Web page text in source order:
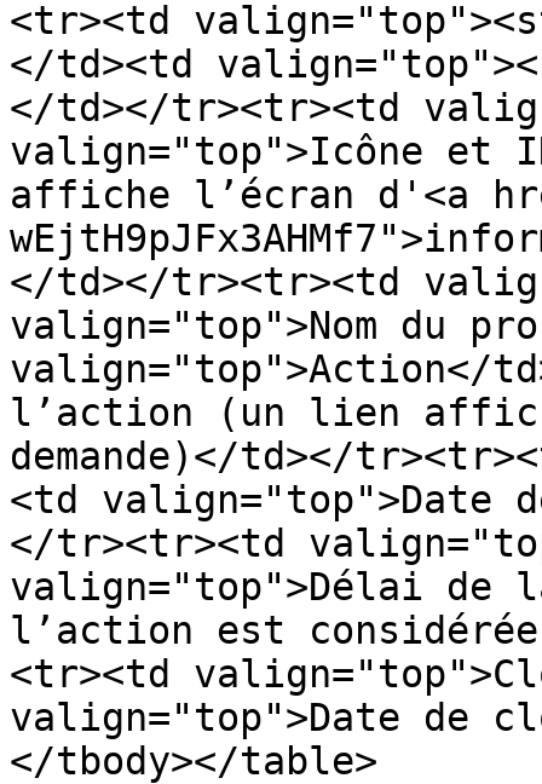
<tr><td
</td><td
</td></tr><tr><td
valign="top">Icône et
affiche l’écran d'<a
</td></tr><tr><td
valign="top">Nom du
valign="top">Action</
l’action (un lien
demande)</td></
<td valign="top">Date
</tr><tr><td
valign="top">Délai de
l’action est
<tr><td
valign="top">Date de
</tbody></table>